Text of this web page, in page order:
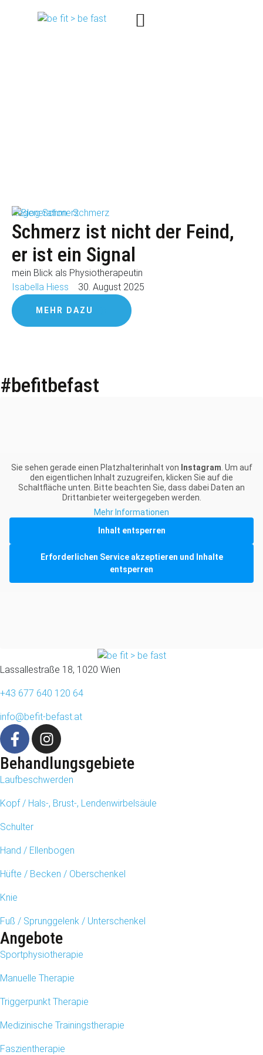
Regeneration Schmerz
Schmerz ist nicht der Feind,
er ist ein Signal
mein Blick als Physiotherapeutin
Isabella Hiess
30. August 2025
MEHR DAZU
#befitbefast
Sie sehen gerade einen Platzhalterinhalt von Instagram . Um auf
den eigentlichen Inhalt zuzugreifen, klicken Sie auf die
Schaltfläche unten. Bitte beachten Sie, dass dabei Daten an
Drittanbieter weitergegeben werden.
Mehr Informationen
Inhalt entsperren
Erforderlichen Service akzeptieren und Inhalte
entsperren
Lassallestraße 18, 1020 Wien
+43 677 640 120 64
info@befit-befast.at
Behandlungsgebiete
Laufbeschwerden
Kopf / Hals-, Brust-, Lendenwirbelsäule
Schulter
Hand / Ellenbogen
Hüfte / Becken / Oberschenkel
Knie
Fuß / Sprunggelenk / Unterschenkel
Angebote
Sportphysiotherapie
Manuelle Therapie
Triggerpunkt Therapie
Medizinische Trainingstherapie
Faszientherapie